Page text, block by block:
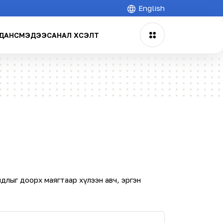
English
МЭДЭЭСАНАЛ ХҮСЭЛТ
доорх маягтаар хүлээн авч, эргэн